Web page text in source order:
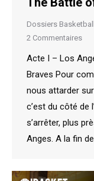
Dossiers Basketball
2 Commentaires
Acte I – Los
Braves Pour
nous attarder
c’est du côté de
s’arrêter, plus
Anges. A la fin